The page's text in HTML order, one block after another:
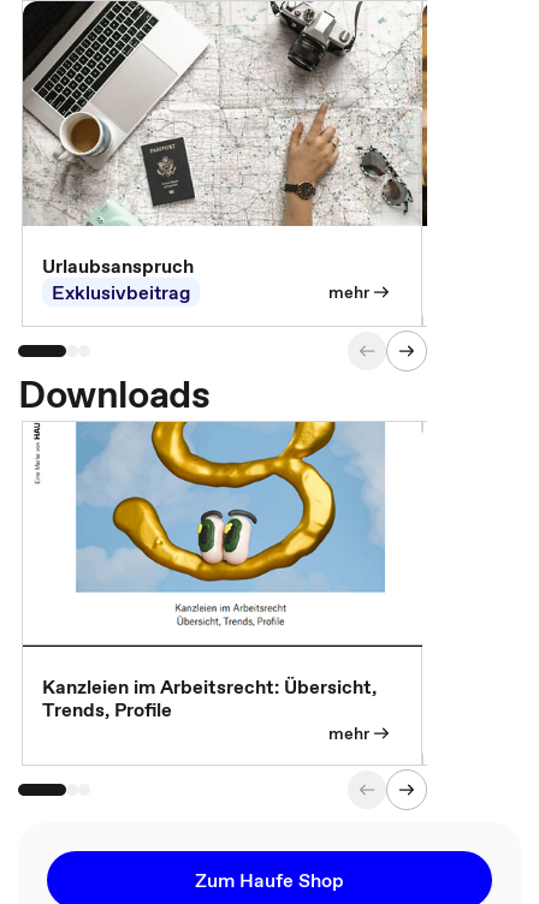
Urlaubsanspruch
Exklusivbeitrag
mehr
Downloads
Kanzleien im Arbeitsrecht: Übersicht,
Trends, Profile
mehr
Zum Haufe Shop